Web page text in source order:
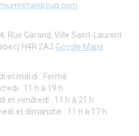
Rue Garand, Ville Saint-Laurent
H4R 2A3 Google Maps
et mardi : Fermé
: 11 h à 19 h
et vendredi : 11 h à 21 h
et dimanche : 11 h à 17 h